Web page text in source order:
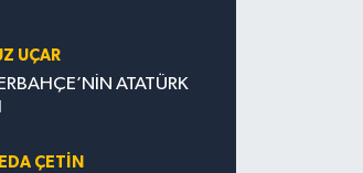
UÇAR
ATATÜRK
ÇETİN